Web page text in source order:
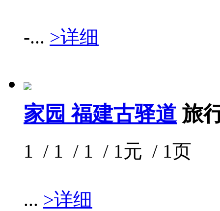
-... >详细
家园 福建古驿道 旅
1 / 1 / 1 / 1元 / 1页
... >详细